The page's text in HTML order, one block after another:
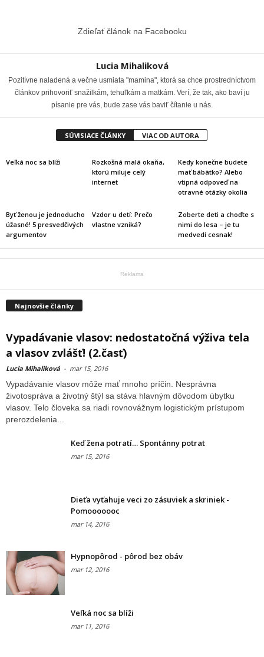
Zdieľať článok na Facebooku
Lucia Mihaliková
Pozitívne naladená a večne usmiata "mamina", ktorá sa chce prostredníctvom
článkov prihovoriť snažilkám, tehuľkám a matkám. Verí, že tak, ako baví ju
písanie pre vás, bude zase vás baviť čítanie u nás.
SÚVISIACE ČLÁNKY VIAC OD AUTORA
Veľká noc sa blíži
Rozkošná malá okaňa,
ktorú miluje celý
internet
Kedy konečne budete
mať bábätko? Alebo
vtipná odpoveď na
otravné otázky okolia
Byť ženou je jednoducho
úžasné! 5 presvedčivých
argumentov
Vzdor u detí: Prečo
vlastne vzniká?
Zoberte deti a choďte s
nimi do lesa – je tu
medvedí cesnak!
Reklama
Najnovšie články
Vypadávanie vlasov: nedostatočná výživa tela
a vlasov zvlášť! (2.časť)
Lucia Mihaliková - mar 15, 2016
Vypadávanie vlasov môže mať mnoho príčin. Nesprávna
životospráva a životný štýl sa stáva hlavným dôvodom úbytku
vlasov. Telo človeka sa riadi rovnovážnym logistickým prístupom
prerozdelenia...
Keď žena potratí… Spontánny potrat
mar 15, 2016
Dieťa vyťahuje veci zo zásuviek a skriniek -
Pomooooooc
mar 14, 2016
Hypnopôrod - pôrod bez obáv
mar 12, 2016
Veľká noc sa blíži
mar 11, 2016